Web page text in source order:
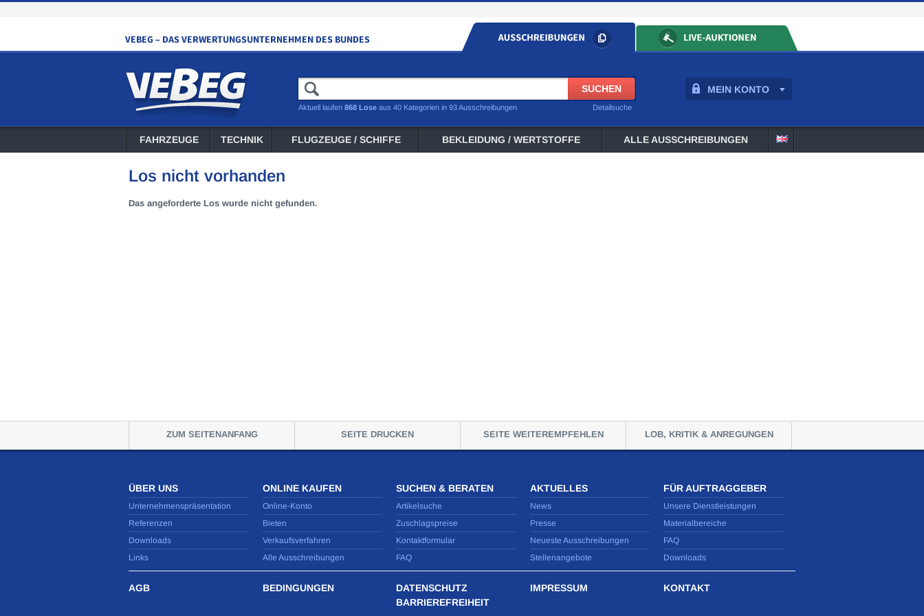
MEIN KONTO
Detailsuche
Aktuell laufen 868 Lose aus 40 Kategorien in 93 Ausschreibungen
FAHRZEUGE TECHNIK FLUGZEUGE / SCHIFFE BEKLEIDUNG / WERTSTOFFE ALLE AUSSCHREIBUNGEN
Los nicht vorhanden
Das angeforderte Los wurde nicht gefunden.
ZUM SEITENANFANG SEITE DRUCKEN SEITE WEITEREMPFEHLEN LOB, KRITIK & ANREGUNGEN
ÜBER UNS
Unternehmenspräsentation
Referenzen
Downloads
Links
ONLINE KAUFEN
Online-Konto
Bieten
Verkaufsverfahren
Alle Ausschreibungen
SUCHEN & BERATEN
Artikelsuche
Zuschlagspreise
Kontaktformular
FAQ
AKTUELLES
News
Presse
Neueste Ausschreibungen
Stellenangebote
FÜR AUFTRAGGEBER
Unsere Dienstleistungen
Materialbereiche
FAQ
Downloads
AGB BEDINGUNGEN
DATENSCHUTZ
BARRIEREFREIHEIT
IMPRESSUM KONTAKT